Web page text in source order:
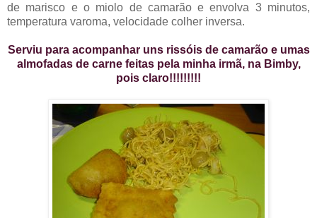
de marisco e o miolo de camarão e envolva 3 minutos,
temperatura varoma, velocidade colher inversa.
Serviu para acompanhar uns rissóis de camarão e umas
almofadas de carne feitas pela minha irmã, na Bimby,
pois claro!!!!!!!!!